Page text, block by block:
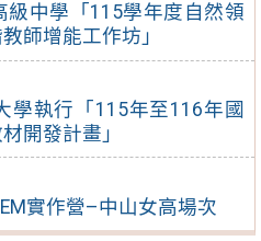
級中學「115學年度自然領
師增能工作坊」
學執行「115年至116年國
開發計畫」
實作營–中山女高場次